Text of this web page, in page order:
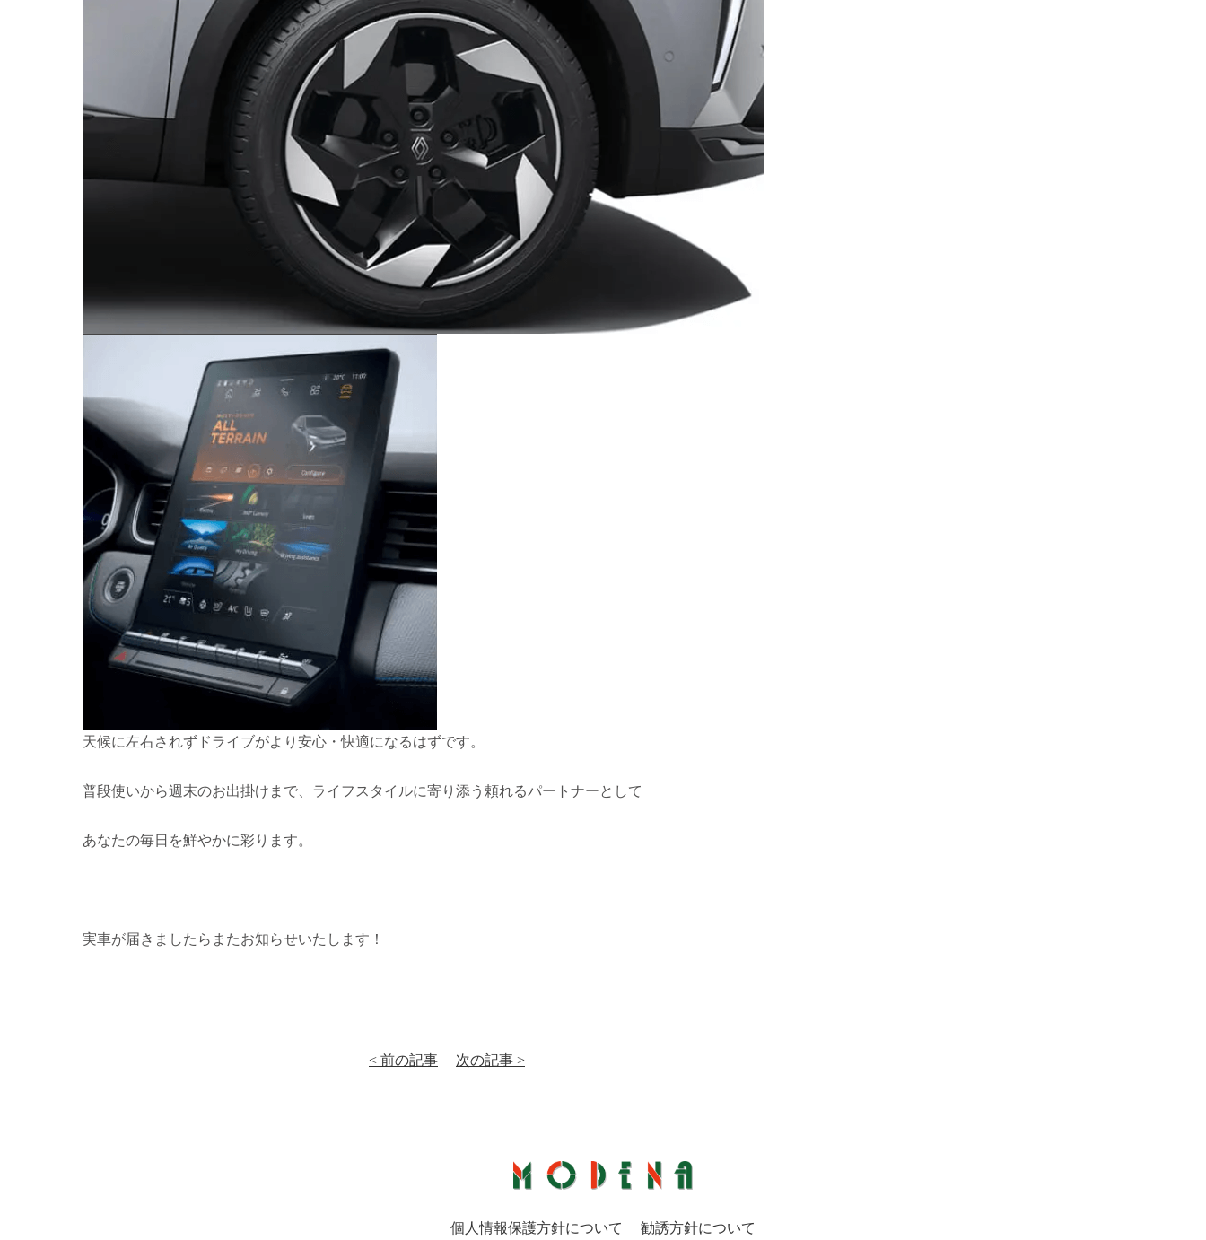
天候に左右されずドライブがより安心・快適になるはずです。
普段使いから週末のお出掛けまで、ライフスタイルに寄り添う頼れるパートナーとして
あなたの毎日を鮮やかに彩ります。
実車が届きましたらまたお知らせいたします！
< 前の記事 次の記事 >
個人情報保護方針について 勧誘方針について